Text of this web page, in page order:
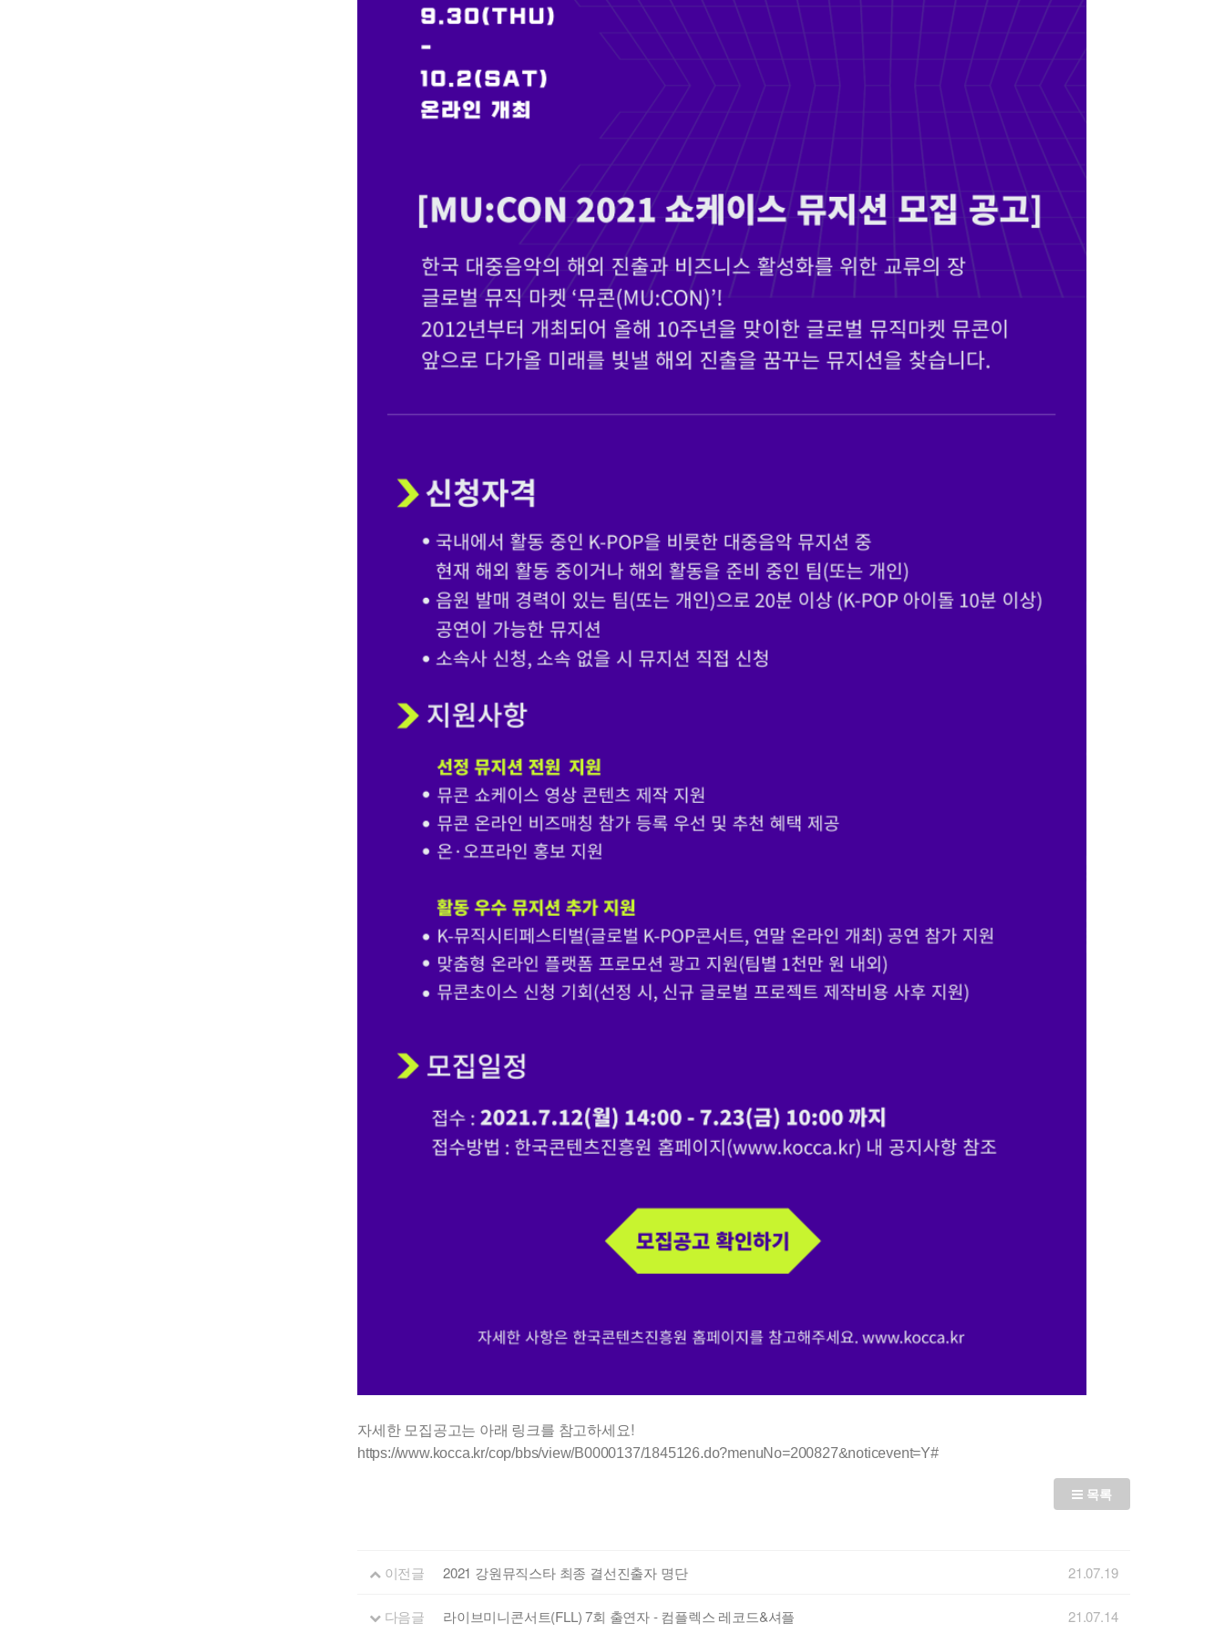
자세한 모집공고는 아래 링크를 참고하세요!
https://www.kocca.kr/cop/bbs/view/B0000137/1845126.do?menuNo=200827&noticevent=Y#
목록
이전글 2021 강원뮤직스타 최종 결선진출자 명단 21.07.19
다음글 라이브미니콘서트(FLL) 7회 출연자 - 컴플렉스 레코드&셔플 21.07.14